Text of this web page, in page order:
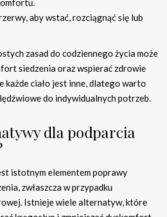
aby wstać, rozciągnąć się lub
zasad do codziennego życia może
siedzenia oraz wspierać zdrowie
każde ciało jest inne, dlatego warto
do indywidualnych potrzeb.
dla podparcia
istotnym elementem poprawy
zwłaszcza w przypadku
Istnieje wiele alternatyw, które